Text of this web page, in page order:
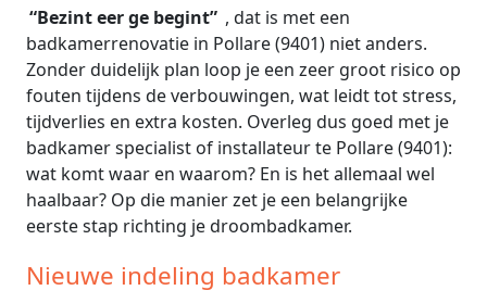
“Bezint eer ge begint” , dat is met een
badkamerrenovatie in Pollare (9401) niet anders.
Zonder duidelijk plan loop je een zeer groot risico op
fouten tijdens de verbouwingen, wat leidt tot stress,
tijdverlies en extra kosten. Overleg dus goed met je
badkamer specialist of installateur te Pollare (9401):
wat komt waar en waarom? En is het allemaal wel
haalbaar? Op die manier zet je een belangrijke
eerste stap richting je droombadkamer.
Nieuwe indeling badkamer